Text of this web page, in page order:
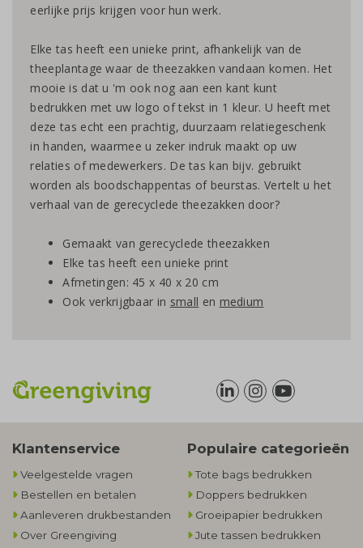
eerlijke prijs krijgen voor hun werk.
Elke tas heeft een unieke print, afhankelijk van de
theeplantage waar de theezakken vandaan komen. Het
mooie is dat u 'm ook nog aan een kant kunt
bedrukken met uw logo of tekst in 1 kleur. U heeft met
deze tas echt een prachtig, duurzaam relatiegeschenk
in handen, waarmee u zeker indruk maakt op uw
relaties of medewerkers. De tas kan bijv. gebruikt
worden als boodschappentas of beurstas. Vertelt u het
verhaal van de gerecyclede theezakken door?
Gemaakt van gerecyclede theezakken
Elke tas heeft een unieke print
Afmetingen: 45 x 40 x 20 cm
Ook verkrijgbaar in small en medium
Klantenservice
Veelgestelde vragen
Bestellen en betalen
Aanleveren drukbestanden
Over Greengiving
Populaire categorieën
Tote bags bedrukken
Doppers bedrukken
Groeipapier bedrukken
Jute tassen bedrukken